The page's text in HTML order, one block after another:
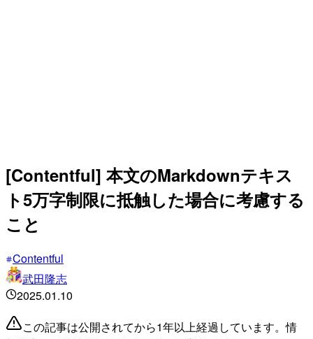
[Contentful] 本文のMarkdownテキス
ト5万字制限に抵触した場合に考慮する
こと
Contentful
武田隆志
2025.01.10
この記事は公開されてから1年以上経過しています。情